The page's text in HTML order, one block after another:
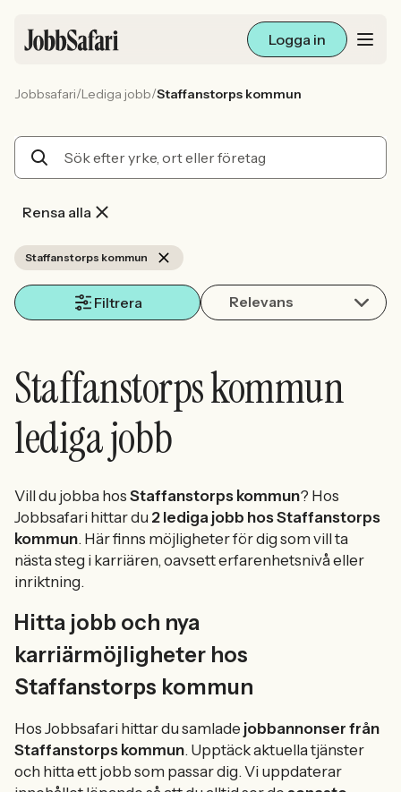
Logga in
Arbetsliv och karriär
Sök med AI
Jobbsafari/Lediga jobb/Staffanstorps kommun
Rensa alla
Staffanstorps kommun
Filtrera Relevans
Staffanstorps kommun
lediga jobb
Vill du jobba hos Staffanstorps kommun? Hos
Jobbsafari hittar du 2 lediga jobb hos Staffanstorps
kommun. Här finns möjligheter för dig som vill ta
nästa steg i karriären, oavsett erfarenhetsnivå eller
inriktning.
Hitta jobb och nya
karriärmöjligheter hos
Staffanstorps kommun
Hos Jobbsafari hittar du samlade jobbannonser från
Staffanstorps kommun. Upptäck aktuella tjänster
och hitta ett jobb som passar dig. Vi uppdaterar